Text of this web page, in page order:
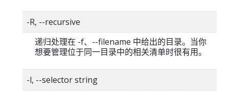
-R, --recursive
递归处理在 -f、--filename 中给出的目录。当你
想要管理位于同一目录中的相关清单时很有用。
-l, --selector string